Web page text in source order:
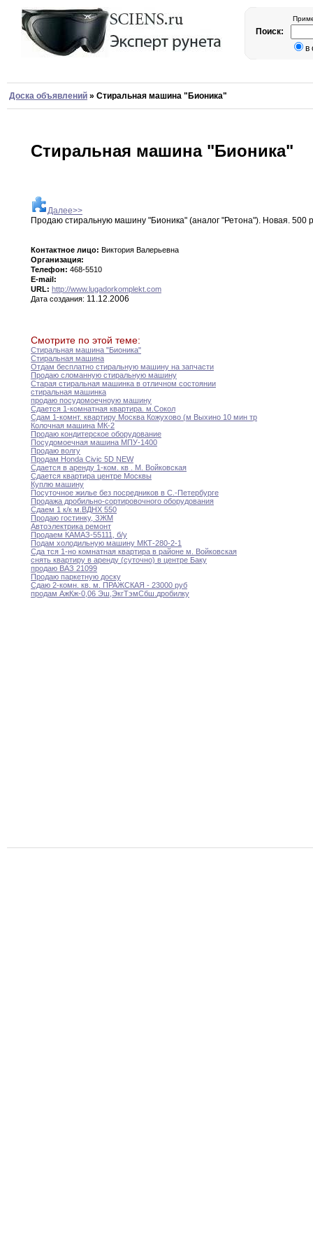
Поиск:
в
Доска объявлений » Стиральная машина "Бионика"
Стиральная машина "Бионика"
Далее>>
Продаю стиральную машину "Бионика" (аналог "Ретона"). Новая. 500 р
Контактное лицо: Виктория Валерьевна
Организация:
Телефон: 468-5510
E-mail:
URL: http://www.lugadorkomplekt.com
Дата создания: 11.12.2006
Смотрите по этой теме:
Стиральная машина "Бионика"
Стиральная машина
Отдам бесплатно стиральную машину на запчасти
Продаю сломанную стиральную машину
Старая стиральная машинка в отличном состоянии
стиральная машинка
продаю посудомоечноую машину
Сдается 1-комнатная квартира м Сокол
Сдам 1-комнт. квартиру Москва Кожухово (м Выхино 10 мин тр
Колочная машина МК-2
Продаю кондитерское оборудование
Посудомоечная машина МПУ-1400
Продаю волгу
Продам Honda Civic 5D NEW
Сдается в аренду 1-ком кв М
Войковская
Сдается квартира центре Москвы
Куплю машину
Посуточное жилье без посредников в С -Петербурге
Продажа дробильно-сортировочного оборудования
Сдаем 1 к/к м ВДНХ 550
Продаю гостинку, ЗЖМ
Автоэлектрика ремонт
Продаем КАМАЗ-55111
б/у
Подам холодильную машину МКТ-280-2-1
Cда тся 1-но комнатная квартира в районе м.
Войковская
снять квартиру в аренду (суточно) в центре Баку
продаю ВАЗ 21099
Продаю паркетную доску
Сдаю 2-комн кв м ПРАЖСКАЯ - 23000 руб
продам АжКж-0 06 Эш ЭкгТэмСбш дробилку